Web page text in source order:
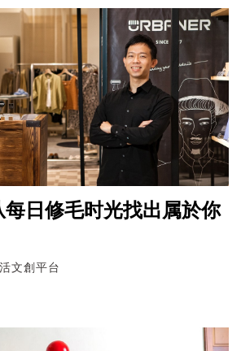
日修毛时光找出属於你
文創平台